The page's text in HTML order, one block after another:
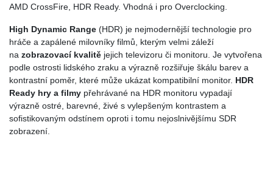
AMD CrossFire, HDR Ready. Vhodná i pro Overclocking.
High Dynamic Range (HDR) je nejmodernější technologie pro
hráče a zapálené milovníky filmů, kterým velmi záleží
na zobrazovací kvalitě jejich televizoru či monitoru. Je vytvořena
podle ostrosti lidského zraku a výrazně rozšiřuje škálu barev a
kontrastní poměr, které může ukázat kompatibilní monitor. HDR
Ready hry a filmy přehrávané na HDR monitoru vypadají
výrazně ostré, barevné, živé s vylepšeným kontrastem a
sofistikovaným odstínem oproti i tomu nejoslnivějšímu SDR
zobrazení.